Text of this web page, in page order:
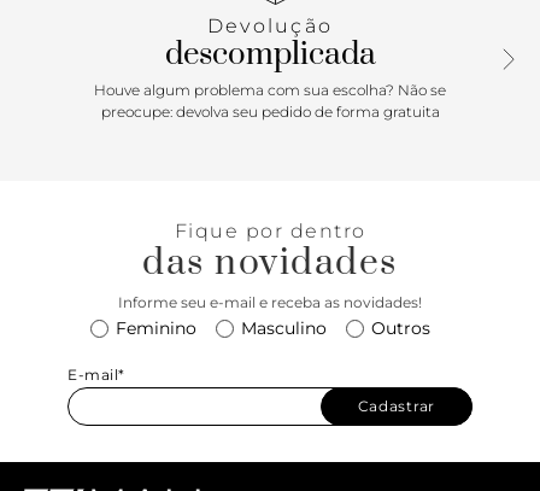
Devolução
descomplicada
Houve algum problema com sua escolha? Não se
preocupe: devolva seu pedido de forma gratuita
Fique por dentro
das novidades
Informe seu e-mail e receba as novidades!
Feminino Masculino Outros
E-mail*
Cadastrar